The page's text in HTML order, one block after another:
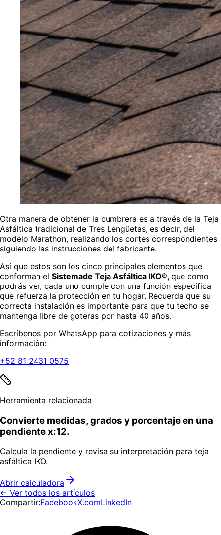
Otra manera de obtener la cumbrera es a través de la Teja
Asfáltica tradicional de Tres Lengüetas, es decir, del
modelo Marathon, realizando los cortes correspondientes
siguiendo las instrucciones del fabricante.
Así que estos son los cinco principales elementos que
conforman el Sistemade Teja Asfáltica IKO®, que como
podrás ver, cada uno cumple con una función específica
que refuerza la protección en tu hogar. Recuerda que su
correcta instalación es importante para que tu techo se
mantenga libre de goteras por hasta 40 años.
Escríbenos por WhatsApp para cotizaciones y más
información:
+52 81 2431 0575
Herramienta relacionada
Convierte medidas, grados y porcentaje en una
pendiente x:12.
Calcula la pendiente y revisa su interpretación para teja
asfáltica IKO.
Abrir calculadora
← Ver todos los artículos
Compartir:FacebookX.comLinkedIn